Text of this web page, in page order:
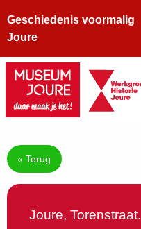
Geschiedenis voormalig
Joure
« Terug
Joure, Torenstraat.